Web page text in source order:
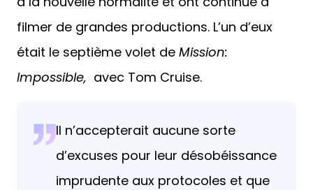
filmer de grandes productions. L’un d’eux
était le septième volet de Mission:
Impossible, avec Tom Cruise.
Il n’accepterait aucune sorte
d’excuses pour leur désobéissance
imprudente aux protocoles et que